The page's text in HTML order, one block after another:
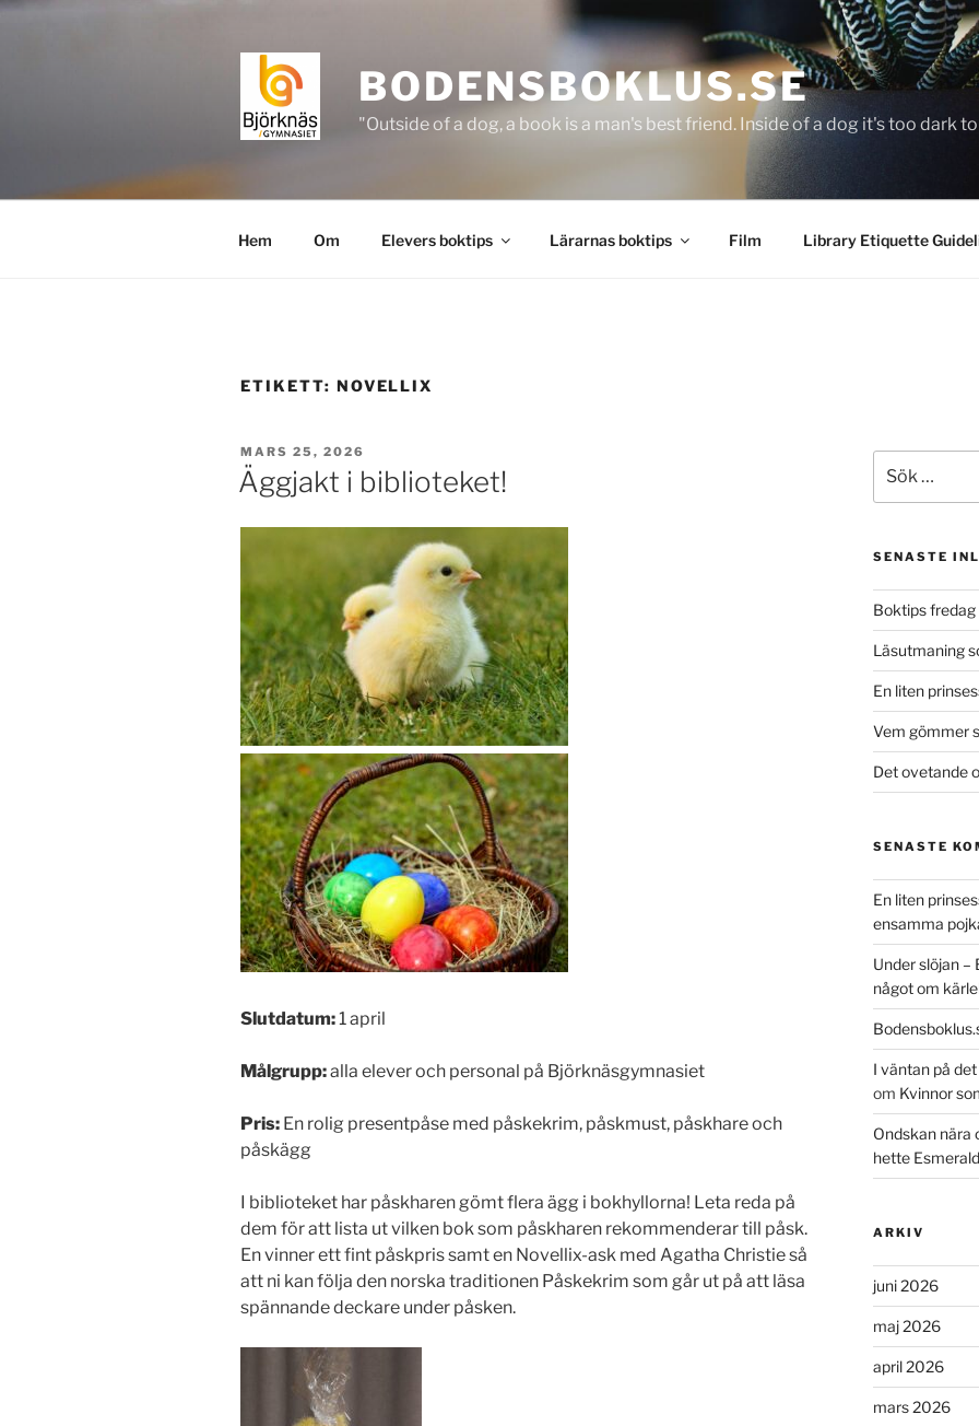
Hoppa
BODENSBOKLUS.SE
"Outside of a dog, a book is a man's best friend. Inside of a dog it's too dark
Hem Om Elevers boktips Lärarnas boktips Film Library Etiquette
ETIKETT: NOVELLIX
PUBLICERAT
MARS 25, 2026
Äggjakt i biblioteket!
Slutdatum: 1 april
Målgrupp:alla elever och personal på Björknäsgymnasiet
Pris: En rolig presentpåse med påskekrim, påskmust, påskhare och
påskägg
I biblioteket har påskharen gömt flera ägg i bokhyllorna! Leta reda på
dem för att lista ut vilken bok som påskharen rekommenderar till påsk.
En vinner ett fint påskpris samt en Novellix-ask med Agatha Christie så
att ni kan följa den norska traditionen Påskekrim som går ut på att läsa
spännande deckare under påsken.
efter:
SENASTE
Boktips fredag
Läsutmaning
En liten
Vem gömmer
Det ovetande
SENASTE
En liten
ensamma
Under slöjan –
något om
I väntan på
om Kvinnor
Ondskan nära
hette
ARKIV
juni 2026
maj 2026
april 2026
mars 2026